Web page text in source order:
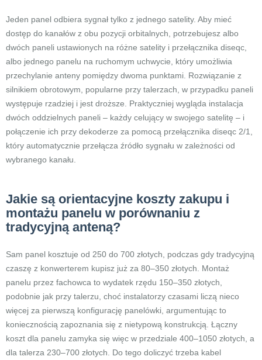
Jeden panel odbiera sygnał tylko z jednego satelity. Aby mieć
dostęp do kanałów z obu pozycji orbitalnych, potrzebujesz albo
dwóch paneli ustawionych na różne satelity i przełącznika diseqc,
albo jednego panelu na ruchomym uchwycie, który umożliwia
przechylanie anteny pomiędzy dwoma punktami. Rozwiązanie z
silnikiem obrotowym, popularne przy talerzach, w przypadku paneli
występuje rzadziej i jest droższe. Praktyczniej wygląda instalacja
dwóch oddzielnych paneli – każdy celujący w swojego satelitę – i
połączenie ich przy dekoderze za pomocą przełącznika diseqc 2/1,
który automatycznie przełącza źródło sygnału w zależności od
wybranego kanału.
Jakie są orientacyjne koszty zakupu i
montażu panelu w porównaniu z
tradycyjną anteną?
Sam panel kosztuje od 250 do 700 złotych, podczas gdy tradycyjną
czaszę z konwerterem kupisz już za 80–350 złotych. Montaż
panelu przez fachowca to wydatek rzędu 150–350 złotych,
podobnie jak przy talerzu, choć instalatorzy czasami liczą nieco
więcej za pierwszą konfigurację panelówki, argumentując to
koniecznością zapoznania się z nietypową konstrukcją. Łączny
koszt dla panelu zamyka się więc w przedziale 400–1050 złotych, a
dla talerza 230–700 złotych. Do tego doliczyć trzeba kabel